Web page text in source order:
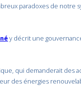
paradoxes de notre
y décrit une
qui demanderait des
des énergies